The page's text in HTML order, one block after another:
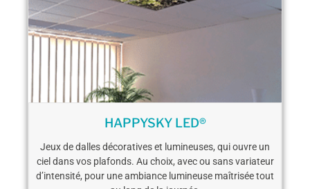
HAPPYSKY LED®
Jeux de dalles décoratives et lumineuses, qui ouvre un
ciel dans vos plafonds. Au choix, avec ou sans variateur
d’intensité, pour une ambiance lumineuse maîtrisée tout